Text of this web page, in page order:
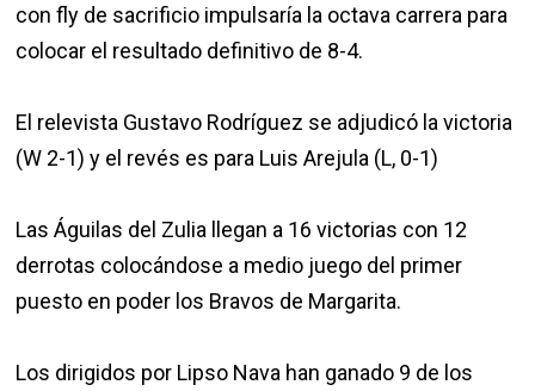
con fly de sacrificio impulsaría la octava carrera para
colocar el resultado definitivo de 8-4.
El relevista Gustavo Rodríguez se adjudicó la victoria
(W 2-1) y el revés es para Luis Arejula (L, 0-1)
Las Águilas del Zulia llegan a 16 victorias con 12
derrotas colocándose a medio juego del primer
puesto en poder los Bravos de Margarita.
Los dirigidos por Lipso Nava han ganado 9 de los